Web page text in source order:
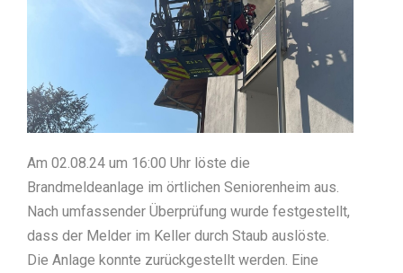
Am 02.08.24 um 16:00 Uhr löste die
Brandmeldeanlage im örtlichen Seniorenheim aus.
Nach umfassender Überprüfung wurde festgestellt,
dass der Melder im Keller durch Staub auslöste.
Die Anlage konnte zurückgestellt werden. Eine